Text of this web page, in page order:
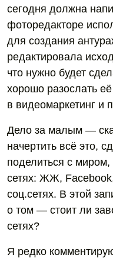
сегодня должна
фоторедакторе
для создания
редактировала
что нужно будет
хорошо разослать
в видеомаркетинг и
Дело за малым —
начертить всё это,
поделиться с миром,
сетях: ЖЖ,
соц.сетях. В этой
о том — стоит ли
сетях?
Я редко